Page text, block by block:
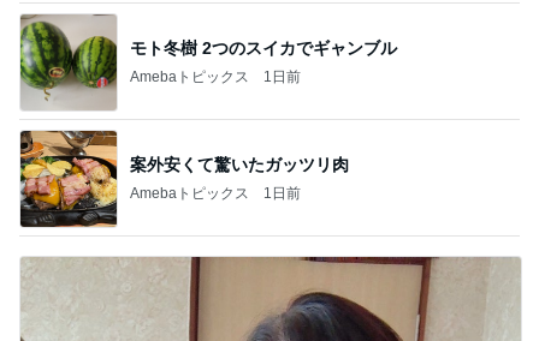
モト冬樹 2つのスイカでギャンブル
Amebaトピックス 1日前
案外安くて驚いたガッツリ肉
Amebaトピックス 1日前